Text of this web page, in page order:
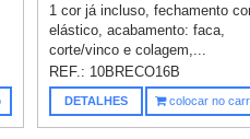
1 cor já incluso, fechamento
elástico, acabamento: faca,
corte/vinco e colagem,...
REF.: 10BRECO16B
DETALHES colocar no